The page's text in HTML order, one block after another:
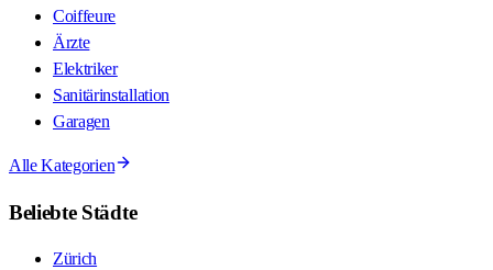
Coiffeure
Ärzte
Elektriker
Sanitärinstallation
Garagen
Alle Kategorien
Beliebte Städte
Zürich